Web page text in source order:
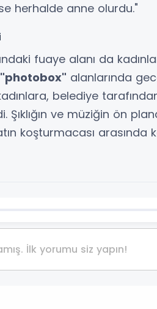
herhalde anne olurdu."
fuaye alanı da
"photobox" alanlarında
belediye
Şıklığın ve müziğin ön
koşturmacası arasında
İlk yorumu siz yapın!